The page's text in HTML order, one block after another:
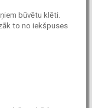
būvētu klēti.
to no iekšpuses